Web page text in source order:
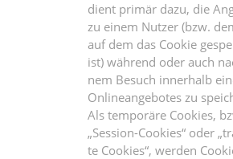
dient pri­mär dazu, die
zu einem Nut­zer (bzw.
auf dem das Coo­kie
ist) wäh­rend oder auch
nem Besuch inner­halb
Online­an­ge­bo­tes zu
Als tem­po­rä­re Coo­kies,
„Ses­si­on-Coo­kies“ oder
te Coo­kies“, wer­den